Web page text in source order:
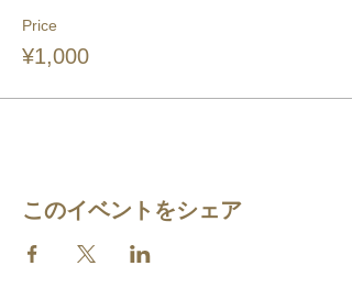
Price
¥1,000
このイベントをシェア